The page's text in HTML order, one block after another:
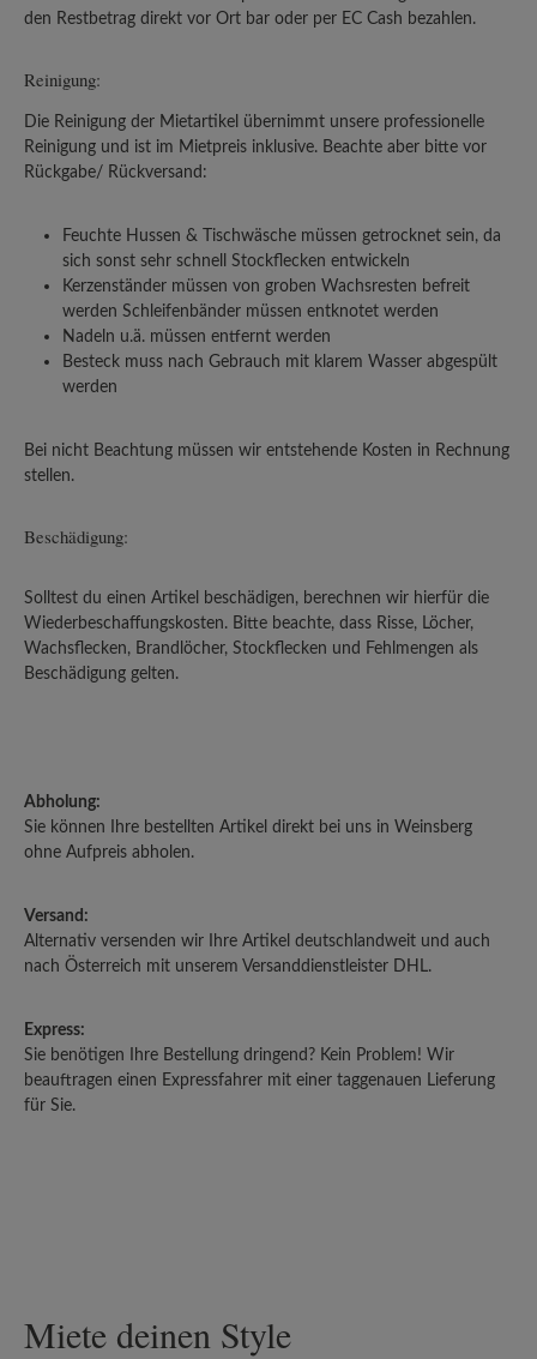
den Restbetrag direkt vor Ort bar oder per EC Cash bezahlen.
Reinigung:
Die Reinigung der Mietartikel übernimmt unsere professionelle
Reinigung und ist im Mietpreis inklusive. Beachte aber bitte vor
Rückgabe/ Rückversand:
Feuchte Hussen & Tischwäsche müssen getrocknet sein, da
sich sonst sehr schnell Stockflecken entwickeln
Kerzenständer müssen von groben Wachsresten befreit
werden Schleifenbänder müssen entknotet werden
Nadeln u.ä. müssen entfernt werden
Besteck muss nach Gebrauch mit klarem Wasser abgespült
werden
Bei nicht Beachtung müssen wir entstehende Kosten in Rechnung
stellen.
Beschädigung:
Solltest du einen Artikel beschädigen, berechnen wir hierfür die
Wiederbeschaffungskosten. Bitte beachte, dass Risse, Löcher,
Wachsflecken, Brandlöcher, Stockflecken und Fehlmengen als
Beschädigung gelten.
Abholung:
Sie können Ihre bestellten Artikel direkt bei uns in Weinsberg
ohne Aufpreis abholen.
Versand:
Alternativ versenden wir Ihre Artikel deutschlandweit und auch
nach Österreich mit unserem Versanddienstleister DHL.
Express:
Sie benötigen Ihre Bestellung dringend? Kein Problem! Wir
beauftragen einen Expressfahrer mit einer taggenauen Lieferung
für Sie.
Miete deinen Style